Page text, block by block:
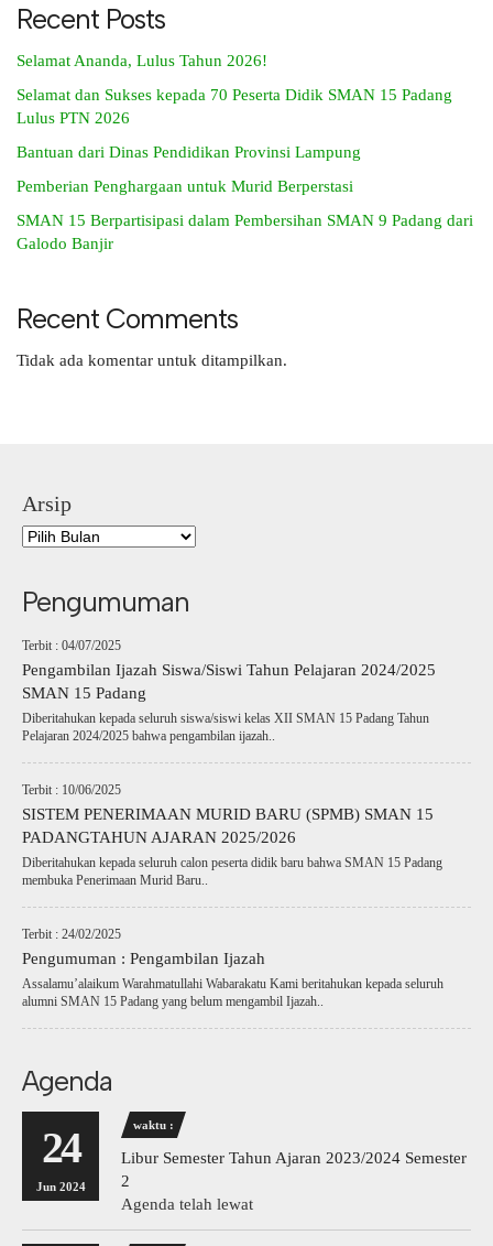
Recent Posts
Selamat Ananda, Lulus Tahun 2026!
Selamat dan Sukses kepada 70 Peserta Didik SMAN 15 Padang
Lulus PTN 2026
Bantuan dari Dinas Pendidikan Provinsi Lampung
Pemberian Penghargaan untuk Murid Berperstasi
SMAN 15 Berpartisipasi dalam Pembersihan SMAN 9 Padang dari
Galodo Banjir
Recent Comments
Tidak ada komentar untuk ditampilkan.
Arsip
Pengumuman
Terbit : 04/07/2025
Pengambilan Ijazah Siswa/Siswi Tahun Pelajaran 2024/2025
SMAN 15 Padang
Diberitahukan kepada seluruh siswa/siswi kelas XII SMAN 15 Padang Tahun
Pelajaran 2024/2025 bahwa pengambilan ijazah..
Terbit : 10/06/2025
SISTEM PENERIMAAN MURID BARU (SPMB) SMAN 15
PADANGTAHUN AJARAN 2025/2026
Diberitahukan kepada seluruh calon peserta didik baru bahwa SMAN 15 Padang
membuka Penerimaan Murid Baru..
Terbit : 24/02/2025
Pengumuman : Pengambilan Ijazah
Assalamu’alaikum Warahmatullahi Wabarakatu Kami beritahukan kepada seluruh
alumni SMAN 15 Padang yang belum mengambil Ijazah..
Agenda
24
Jun 2024
waktu :
Libur Semester Tahun Ajaran 2023/2024 Semester
2
Agenda telah lewat